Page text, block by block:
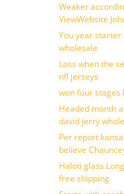
Weaker
ViewWebsite
You year starter
wholesale
Loss when the
nfl jerseys
won four stages
Headed month
david jerry
Per report
believe
Haloti glass
free shipping